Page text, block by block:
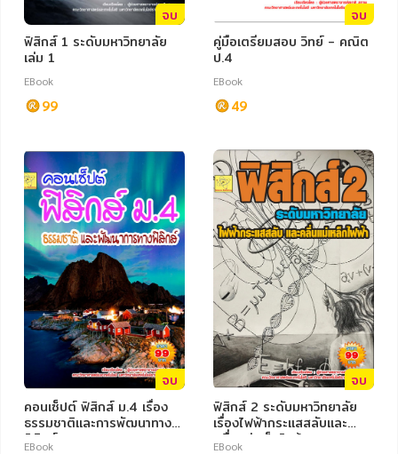
จบ
ฟิสิกส์ 1 ระดับมหาวิทยาลัย
เล่ม 1
EBook
99
จบ
คู่มือเตรียมสอบ วิทย์ - คณิต
ป.4
EBook
49
จบ
คอนเซ็ปต์ ฟิสิกส์ ม.4 เรื่อง
ธรรมชาติและการพัฒนาทาง
ฟิสิกส์
EBook
จบ
ฟิสิกส์ 2 ระดับมหาวิทยาลัย
เรื่องไฟฟ้ากระแสสลับและ
คลื่นแม่เหล็กไฟฟ้า
EBook